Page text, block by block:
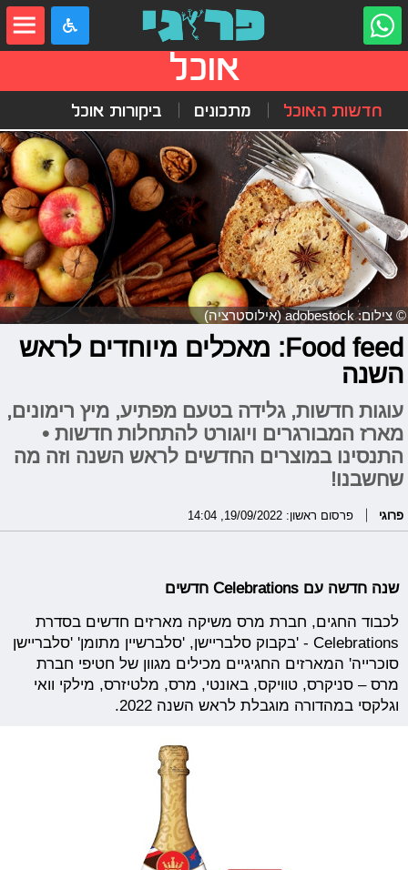
אוכל
חדשות האוכל מתכונים ביקורות אוכל
© צילום: adobestock (אילוסטרציה)
Food feed: מאכלים מיוחדים לראש
השנה
עוגות חדשות, גלידה בטעם מפתיע, מיץ רימונים,
מארז המבורגרים ויוגורט להתחלות חדשות •
התנסינו במוצרים החדשים לראש השנה וזה מה
שחשבנו!
פרוגי פרסום ראשון: 19/09/2022, 14:04
שנה חדשה עם Celebrations חדשים
לכבוד החגים, חברת מרס משיקה מארזים חדשים בסדרת
Celebrations - 'בקבוק סלבריישן, 'סלברשיין מתומן' 'סלבריישן
סוכרייה' המארזים החגיגיים מכילים מגוון של חטיפי חברת
מרס – סניקרס, טוויקס, באונטי, מרס, מלטיזרס, מילקי וואי
וגלקסי במהדורה מוגבלת לראש השנה 2022.